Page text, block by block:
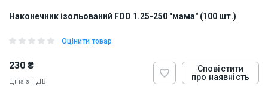
Наконечник ізольований FDD 1.25-250 "мама" (100 шт.)
Оцінити товар
230 ₴
Ціна з ПДВ
Сповістити
про наявність